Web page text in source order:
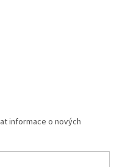
informace o nových